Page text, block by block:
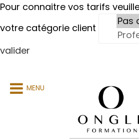
Pour connaitre vos tarifs
votre catégorie client
valider
MENU